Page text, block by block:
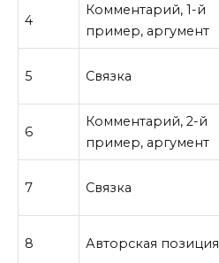
4
Комментарий, 1-й
пример, аргумент
5 Связка
6
Комментарий, 2-й
пример, аргумент
7 Связка
8 Авторская позиция